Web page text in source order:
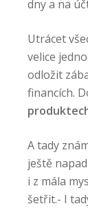
dny a na
Utrácet
velice
odložit
financích.
A tady
ještě
i z mála
šetřit.- I